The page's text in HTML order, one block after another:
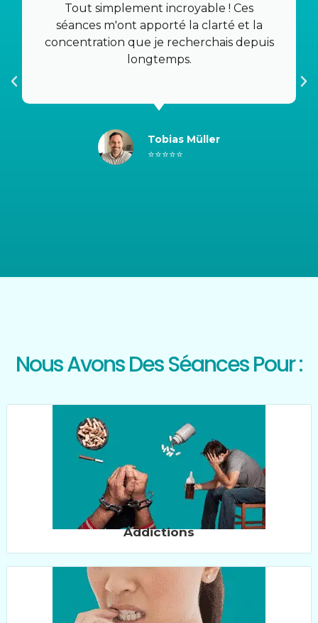
le tout pour un prix très compétitif de 37 euros.
Tout simplement incroyable ! Ces
séances m'ont apporté la clarté et la
concentration que je recherchais depuis
longtemps.
Tobias Müller
⭐⭐⭐⭐⭐
Nous Avons Des Séances Pour :
Addictions